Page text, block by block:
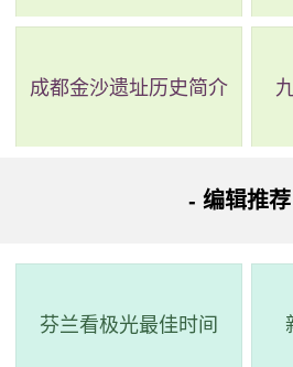
成都金沙遗址历史简介
- 编辑推
芬兰看极光最佳时间